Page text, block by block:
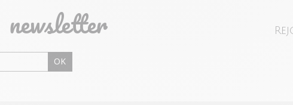
Vous avez
magasin ou
livraison/
"Mes
newsletter
OK